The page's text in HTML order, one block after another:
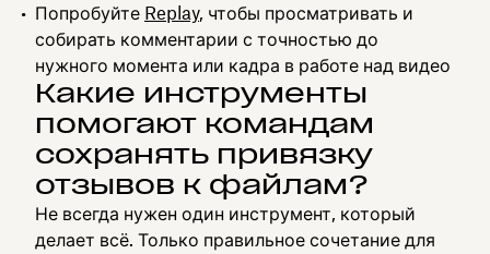
Попробуйте Replay, чтобы просматривать и
собирать комментарии с точностью до
нужного момента или кадра в работе над видео
Какие инструменты
помогают командам
сохранять привязку
отзывов к файлам?
Не всегда нужен один инструмент, который
делает всё. Только правильное сочетание для